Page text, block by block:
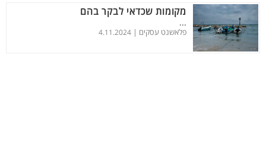
מקומות שכדאי לבקר בהם
...
פלאשנט עסקים | 4.11.2024